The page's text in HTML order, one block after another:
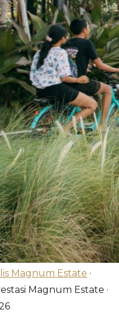
Magnum Estate ·
Magnum Estate ·